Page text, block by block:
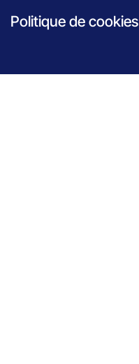
Politique de cookies